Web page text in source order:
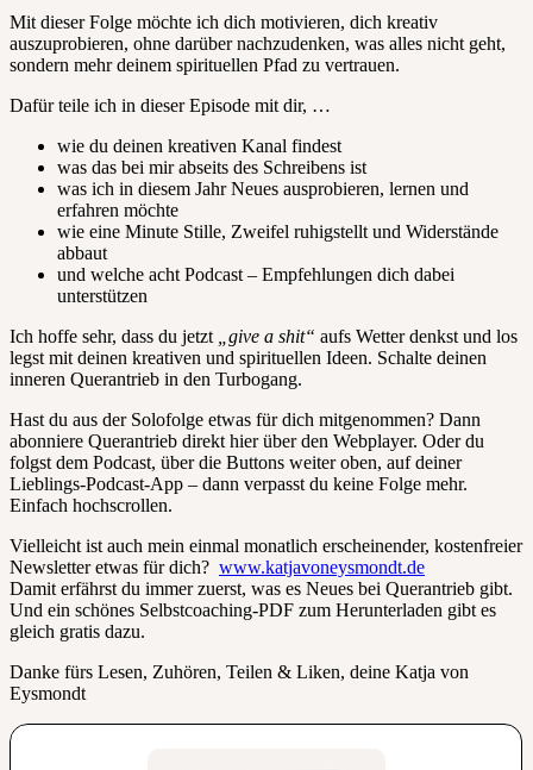
Mit dieser Folge möchte ich dich motivieren, dich kreativ
auszuprobieren, ohne darüber nachzudenken, was alles nicht geht,
sondern mehr deinem spirituellen Pfad zu vertrauen.
Dafür teile ich in dieser Episode mit dir, …
wie du deinen kreativen Kanal findest
was das bei mir abseits des Schreibens ist
was ich in diesem Jahr Neues ausprobieren, lernen und
erfahren möchte
wie eine Minute Stille, Zweifel ruhigstellt und Widerstände
abbaut
und welche acht Podcast – Empfehlungen dich dabei
unterstützen
Ich hoffe sehr, dass du jetzt
„give a shit“ aufs Wetter denkst und los
legst mit deinen kreativen und spirituellen Ideen. Schalte deinen
inneren Querantrieb in den Turbogang.
Hast du aus der Solofolge etwas für dich mitgenommen? Dann
abonniere Querantrieb direkt hier über den Webplayer. Oder du
folgst dem Podcast, über die Buttons weiter oben, auf deiner
Lieblings-Podcast-App – dann verpasst du keine Folge mehr.
Einfach hochscrollen.
Vielleicht ist auch mein einmal monatlich erscheinender, kostenfreier
Newsletter etwas für dich? www.katjavoneysmondt.de
Damit erfährst du immer zuerst, was es Neues bei Querantrieb gibt.
Und ein schönes Selbstcoaching-PDF zum Herunterladen gibt es
gleich gratis dazu.
Danke fürs Lesen, Zuhören, Teilen & Liken, deine Katja von
Eysmondt